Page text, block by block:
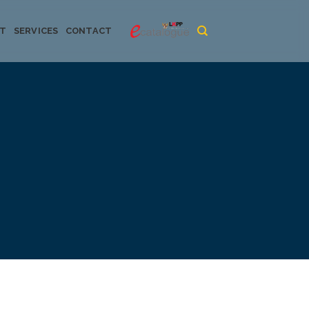
SERVICES CONTACT